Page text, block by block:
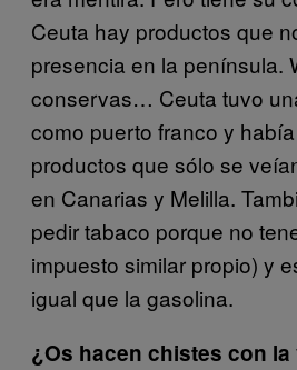
Ceuta hay productos que
presencia en la península.
conservas… Ceuta tuvo
como puerto franco y
productos que sólo se
en Canarias y Melilla.
pedir tabaco porque no
impuesto similar propio) y
igual que la gasolina.
¿Os hacen chistes con la